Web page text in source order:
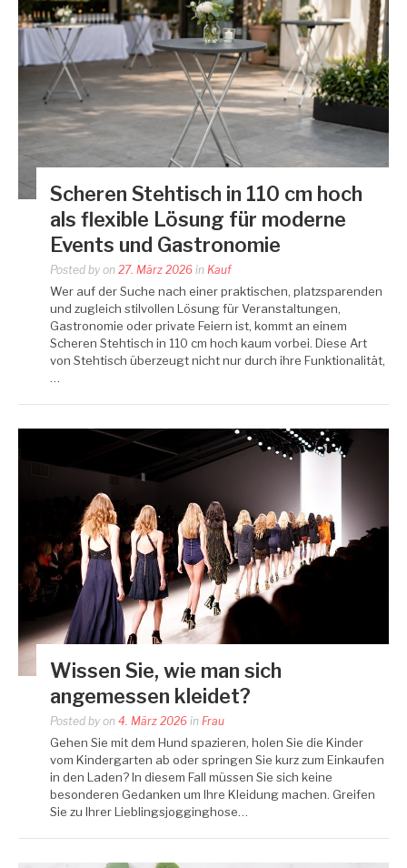
Scheren Stehtisch in 110 cm hoch
als flexible Lösung für moderne
Events und Gastronomie
Posted by on 27. März 2026 in Kauf
Wer auf der Suche nach einer praktischen, platzsparenden
und zugleich stilvollen Lösung für Veranstaltungen,
Gastronomie oder private Feiern ist, kommt an einem
Scheren Stehtisch in 110 cm hoch kaum vorbei. Diese Art
von Stehtisch überzeugt nicht nur durch ihre Funktionalität,
…
Wissen Sie, wie man sich
angemessen kleidet?
Posted by on 4. März 2026 in Frau
Gehen Sie mit dem Hund spazieren, holen Sie die Kinder
vom Kindergarten ab oder springen Sie kurz zum Einkaufen
in den Laden? In diesem Fall müssen Sie sich keine
besonderen Gedanken um Ihre Kleidung machen. Greifen
Sie zu Ihrer Lieblingsjogginghose…